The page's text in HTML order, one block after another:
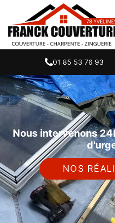
01 85 53 76 93
Nous intervenons
NOS